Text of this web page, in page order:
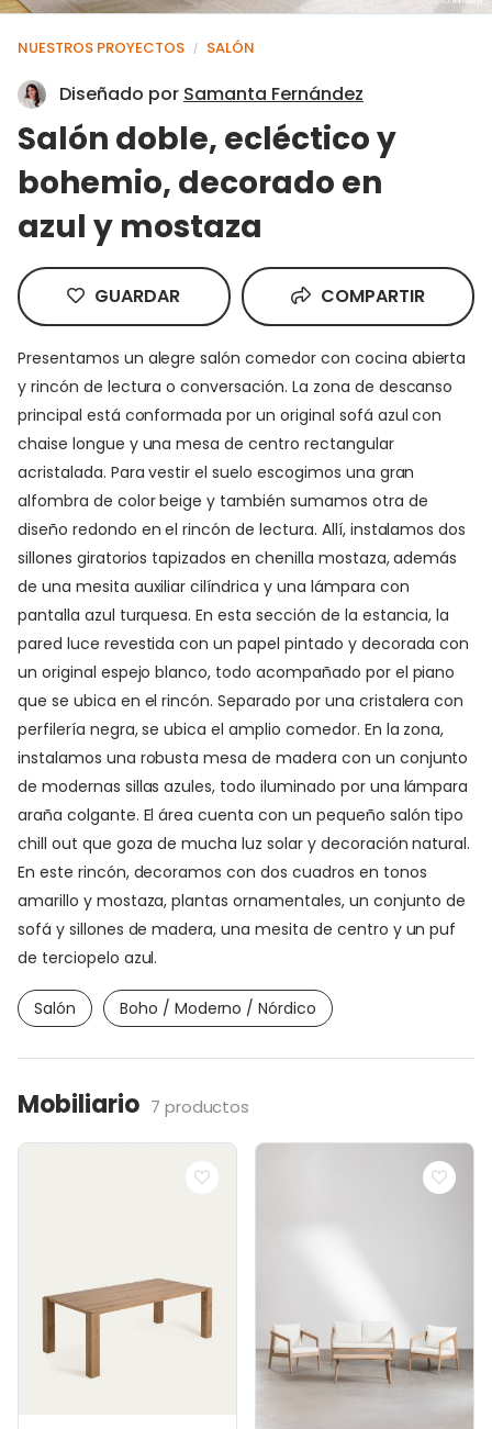
NUESTROS PROYECTOS / SALÓN
Diseñado por Samanta Fernández
Salón doble, ecléctico y
bohemio, decorado en
azul y mostaza
GUARDAR COMPARTIR
Presentamos un alegre salón comedor con cocina abierta
y rincón de lectura o conversación. La zona de descanso
principal está conformada por un original sofá azul con
chaise longue y una mesa de centro rectangular
acristalada. Para vestir el suelo escogimos una gran
alfombra de color beige y también sumamos otra de
diseño redondo en el rincón de lectura. Allí, instalamos dos
sillones giratorios tapizados en chenilla mostaza, además
de una mesita auxiliar cilíndrica y una lámpara con
pantalla azul turquesa. En esta sección de la estancia, la
pared luce revestida con un papel pintado y decorada con
un original espejo blanco, todo acompañado por el piano
que se ubica en el rincón. Separado por una cristalera con
perfilería negra, se ubica el amplio comedor. En la zona,
instalamos una robusta mesa de madera con un conjunto
de modernas sillas azules, todo iluminado por una lámpara
araña colgante. El área cuenta con un pequeño salón tipo
chill out que goza de mucha luz solar y decoración natural.
En este rincón, decoramos con dos cuadros en tonos
amarillo y mostaza, plantas ornamentales, un conjunto de
sofá y sillones de madera, una mesita de centro y un puf
de terciopelo azul.
Salón Boho / Moderno / Nórdico
Mobiliario 7 productos